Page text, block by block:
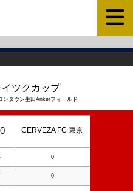
ツクカップ
ンタウン生田Ankerフィールド
0 CERVEZA FC 東京
0
0